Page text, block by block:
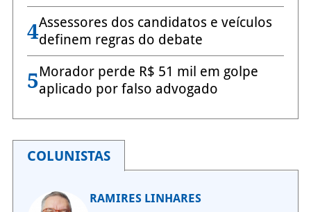
4Assessores dos candidatos e veículos
definem regras do debate
5Morador perde R$ 51 mil em golpe
aplicado por falso advogado
COLUNISTAS
RAMIRES LINHARES